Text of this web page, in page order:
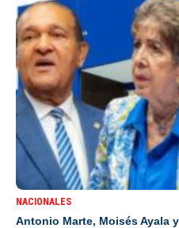
NACIONALES
Antonio Marte, Moisés Ayala